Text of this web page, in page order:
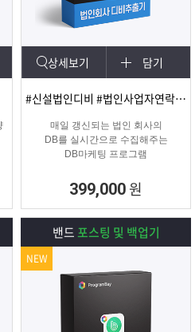
상세보기 담기
#신설법인디비 #법인사업자연락처 #신규법인
매일 갱신되는 법인 회사의
DB를 실시간으로 수집해주는
DB마케팅 프로그램
399,000 원
밴드포스팅 및 백업기
NEW